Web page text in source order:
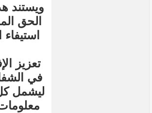
ويستند
الحق
تعزيز
في
ليشمل